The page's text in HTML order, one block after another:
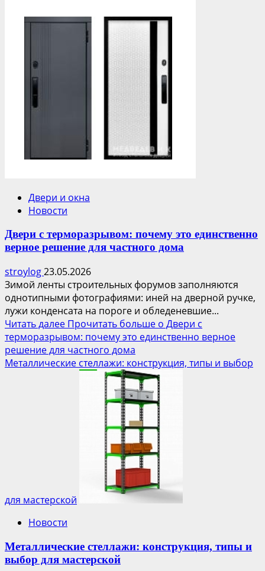
Двери и окна
Новости
Двери с терморазрывом: почему это единственно
верное решение для частного дома
stroylog23.05.2026
Зимой ленты строительных форумов заполняются
однотипными фотографиями: иней на дверной ручке,
лужи конденсата на пороге и обледеневшие...
Читать далее Прочитать больше о Двери с
терморазрывом: почему это единственно верное
решение для частного дома
Металлические стеллажи: конструкция, типы и выбор
для мастерской
Новости
Металлические стеллажи: конструкция, типы и
выбор для мастерской